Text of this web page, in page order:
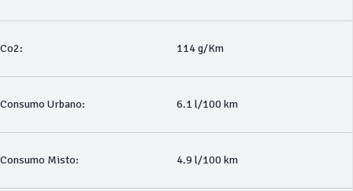
Co2: 114 g/Km
Consumo Urbano: 6.1 l/100 km
Consumo Misto: 4.9 l/100 km